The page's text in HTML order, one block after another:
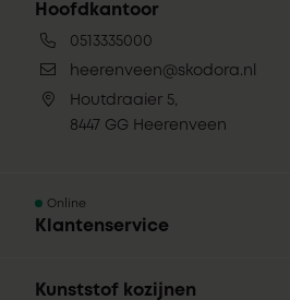
Hoofdkantoor
0513335000
heerenveen@skodora.nl
Houtdraaier 5,
8447 GG Heerenveen
Online
Klantenservice
Kunststof kozijnen